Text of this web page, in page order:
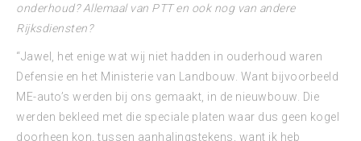
onderhoud? Allemaal van PTT en ook nog van andere
Rijksdiensten?
“Jawel, het enige wat wij niet hadden in ouderhoud waren
Defensie en het Ministerie van Landbouw. Want bijvoorbeeld
ME-auto’s werden bij ons gemaakt, in de nieuwbouw. Die
werden bekleed met die speciale platen waar dus geen kogel
doorheen kon, tussen aanhalingstekens, want ik heb